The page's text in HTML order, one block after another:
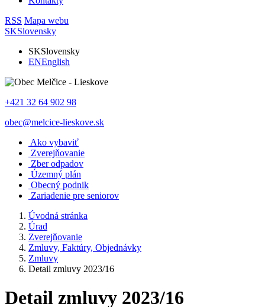
RSS Mapa webu
SKSlovensky
SKSlovensky
ENEnglish
+421 32 64 902 98
obec@melcice-lieskove.sk
Ako vybaviť
Zverejňovanie
Zber odpadov
Územný plán
Obecný podnik
Zariadenie pre seniorov
Úvodná stránka
Úrad
Zverejňovanie
Zmluvy, Faktúry, Objednávky
Zmluvy
Detail zmluvy 2023/16
Detail zmluvy 2023/16